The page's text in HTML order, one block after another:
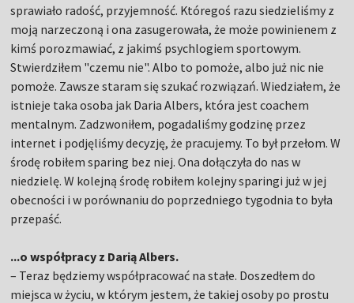
sprawiało radość, przyjemność. Któregoś razu siedzieliśmy z
moją narzeczoną i ona zasugerowała, że może powinienem z
kimś porozmawiać, z jakimś psychlogiem sportowym.
Stwierdziłem "czemu nie". Albo to pomoże, albo już nic nie
pomoże. Zawsze staram się szukać rozwiązań. Wiedziałem, że
istnieje taka osoba jak Daria Albers, która jest coachem
mentalnym. Zadzwoniłem, pogadaliśmy godzinę przez
internet i podjęliśmy decyzję, że pracujemy. To był przełom. W
środę robiłem sparing bez niej. Ona dołączyła do nas w
niedzielę. W kolejną środę robiłem kolejny sparingi już w jej
obecności i w porównaniu do poprzedniego tygodnia to była
przepaść.
...o współpracy z Darią Albers.
– Teraz będziemy współpracować na stałe. Doszedłem do
miejsca w życiu, w którym jestem, że takiej osoby po prostu